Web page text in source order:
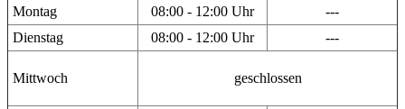
Montag 08:00 - 12:00 Uhr
---
Dienstag
08:00 - 12:00 Uhr ---
Mittwoch geschlossen